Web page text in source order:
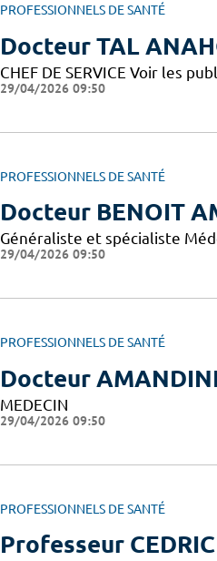
PROFESSIONNELS DE SANTÉ
Docteur TAL
CHEF DE SERVICE Voir les
29/04/2026 09:50
PROFESSIONNELS DE SANTÉ
Docteur BENOIT
Généraliste et spécialiste
29/04/2026 09:50
PROFESSIONNELS DE SANTÉ
Docteur
MEDECIN
29/04/2026 09:50
PROFESSIONNELS DE SANTÉ
Professeur